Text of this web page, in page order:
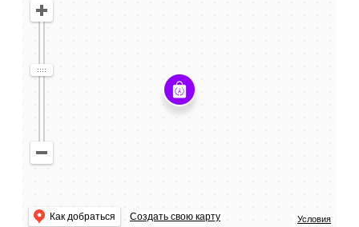
Условия
Как добраться Создать свою карту